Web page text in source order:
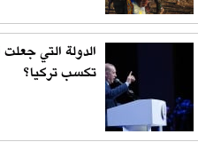
الدولة التي
تكسب تركيا؟